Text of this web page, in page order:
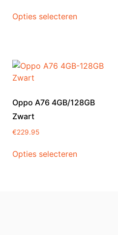
Opties selecteren
Oppo A76 4GB/128GB
Zwart
€229.95
Opties selecteren